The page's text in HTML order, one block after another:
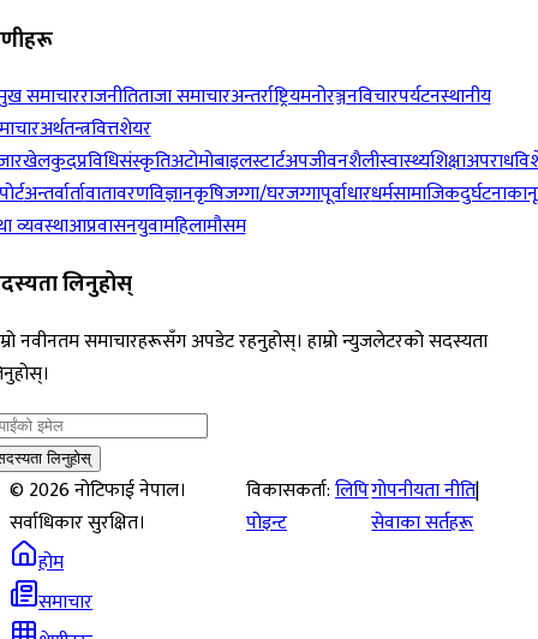
समाचारराजनीतिताजा समाचारअन्तर्राष्ट्रियमनोरञ्जनविचारपर्यटनस्थानीय
अर्थतन्त्रवित्तशेयर
खेलकुदप्रविधिसंस्कृतिअटोमोबाइलस्टार्टअपजीवनशैलीस्वास्थ्यशिक्षाअपराध
अन्तर्वार्तावातावरणविज्ञानकृषिजग्गा/घरजग्गापूर्वाधारधर्मसामाजिकदुर्घटना
व्यवस्थाआप्रवासनयुवामहिलामौसम
लिनुहोस्
नवीनतम समाचारहरूसँग अपडेट रहनुहोस्। हाम्रो न्युजलेटरको सदस्यता
लिनुहोस्
©2026नोटिफाई नेपाल।
सर्वाधिकार सुरक्षित।
विकासकर्ता:लिपि
पोइन्ट
गोपनीयता नीति|
सेवाका सर्तहरू
होम
समाचार